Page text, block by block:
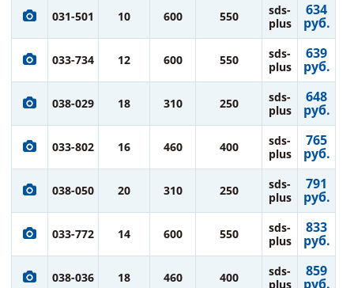
031-501 10 600 550
sds-
plus
634
руб.
033-734 12 600 550
sds-
plus
639
руб.
038-029 18 310 250
sds-
plus
648
руб.
033-802 16 460 400
sds-
plus
765
руб.
038-050 20 310 250
sds-
plus
791
руб.
033-772 14 600 550
sds-
plus
833
руб.
038-036 18 460 400
sds-
plus
859
руб.